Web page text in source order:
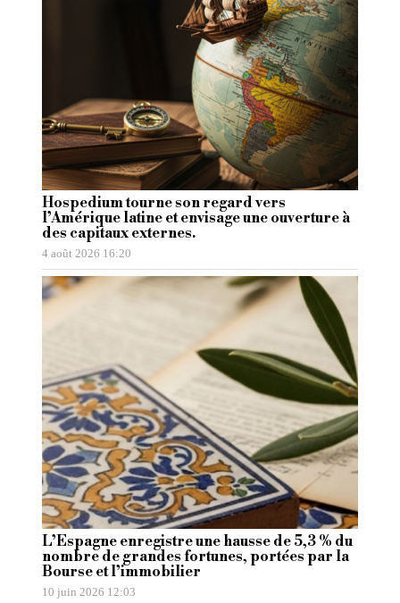
Hospedium tourne son regard vers
l’Amérique latine et envisage une ouverture à
des capitaux externes.
4 août 2026 16:20
L’Espagne enregistre une hausse de 5,3 % du
nombre de grandes fortunes, portées par la
Bourse et l’immobilier
10 juin 2026 12:03